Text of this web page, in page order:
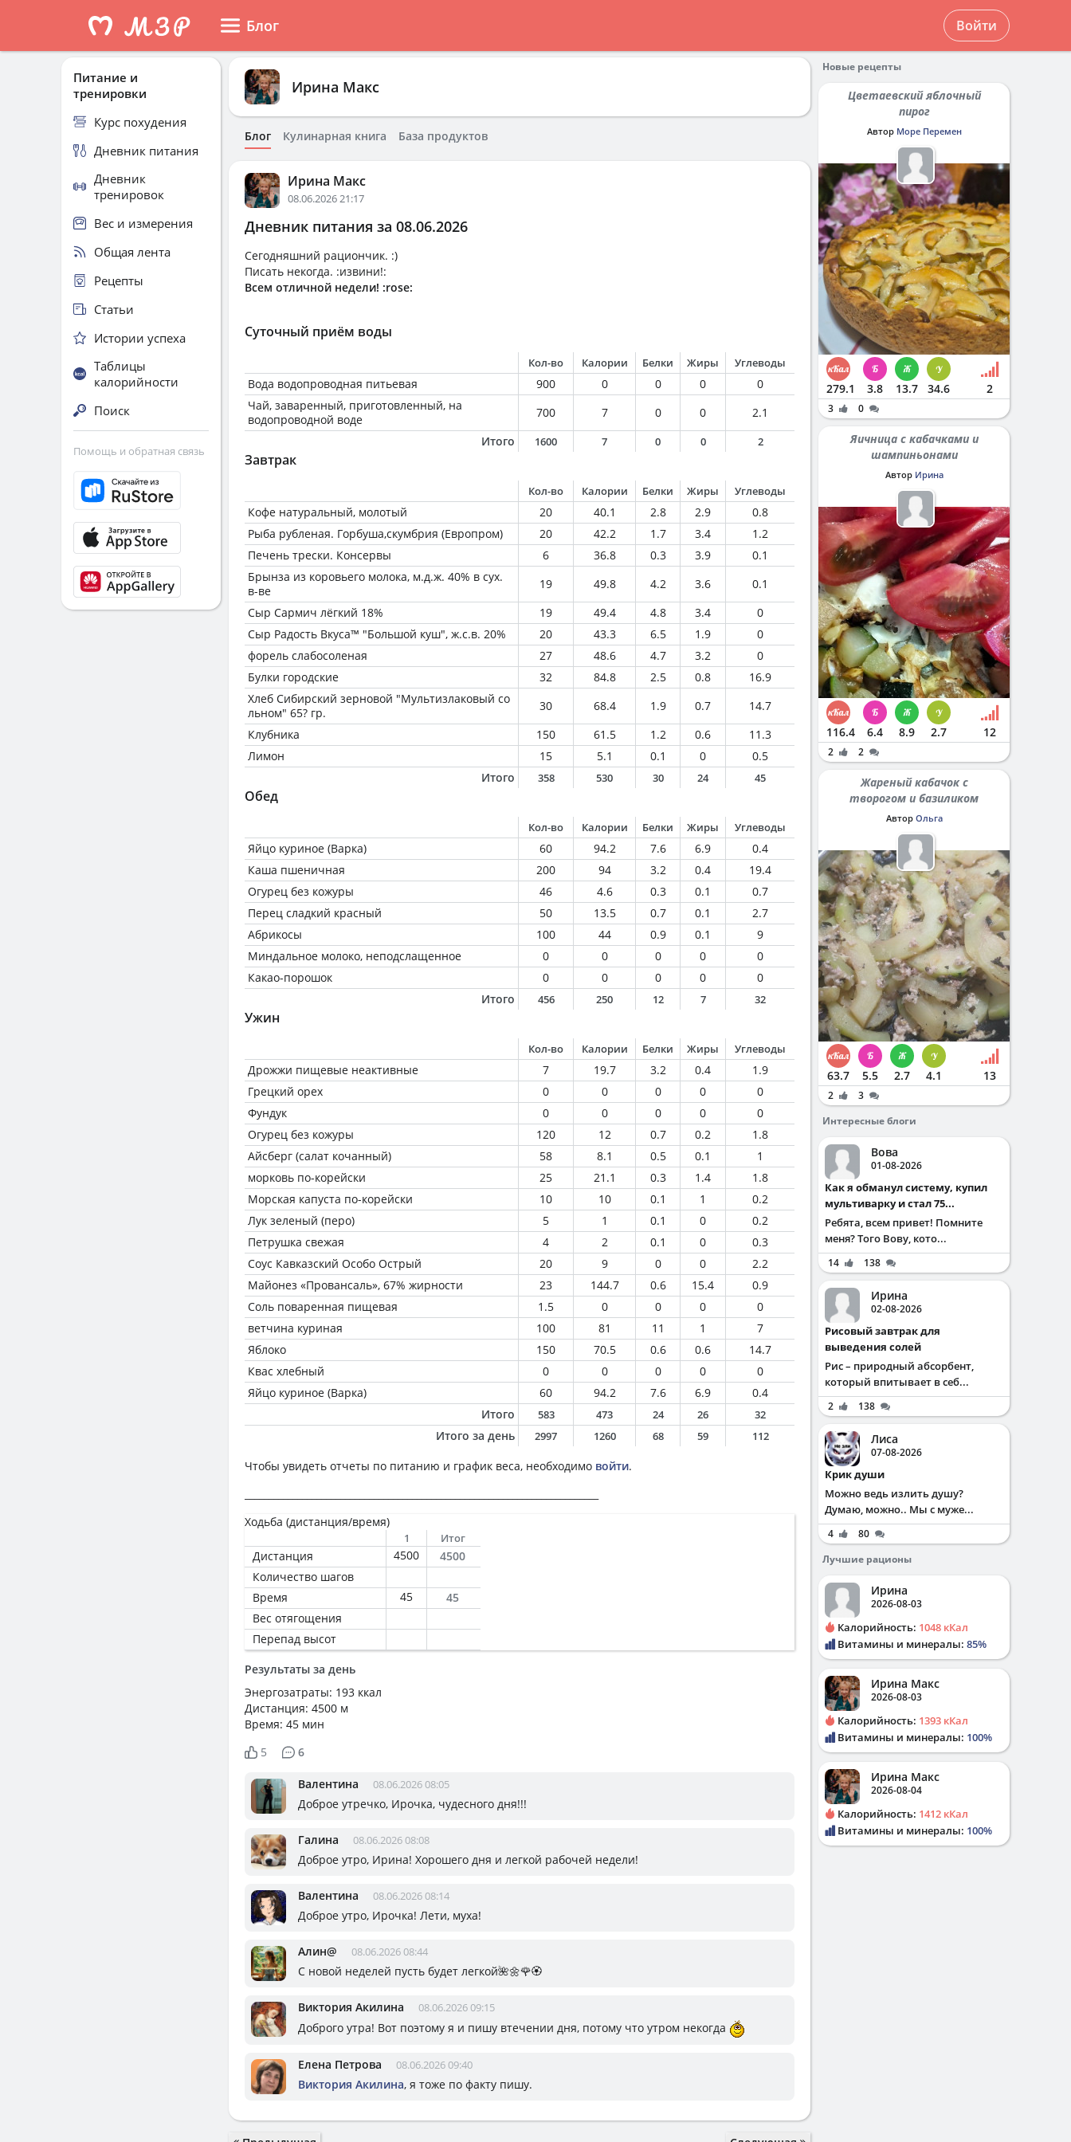
Блог Войти
Ирина Макс
Блог Кулинарная книга База продуктов
Ирина Макс
08.06.2026 21:17
Дневник питания за 08.06.2026
Сегодняшний рациончик. :)
Писать некогда. :извини!:
Всем отличной недели! :rose:
Суточный приём воды
Кол-во Калории Белки Жиры Углеводы
Вода водопроводная питьевая 900 0 0 0
0
Чай, заваренный, приготовленный, на
водопроводной воде
700 7 0 0
2.1
Итого
1600 7 0 0 2
Завтрак
Кол-во Калории Белки Жиры Углеводы
Кофе натуральный, молотый 20 40.1 2.8 2.9
0.8
Рыба рубленая. Горбуша,скумбрия (Европром)
20 42.2 1.7 3.4
1.2
Печень трески. Консервы
6 36.8 0.3 3.9
0.1
Брынза из коровьего молока, м.д.ж. 40% в сух.
в-ве
19 49.8 4.2 3.6
0.1
Сыр Сармич лёгкий 18%
19 49.4 4.8 3.4
0
Сыр Радость Вкуса™ "Большой куш", ж.с.в. 20%
20 43.3 6.5 1.9
0
форель слабосоленая
27 48.6 4.7 3.2
0
Булки городские
32 84.8 2.5 0.8
16.9
Хлеб Сибирский зерновой "Мультизлаковый со
льном" 65? гр.
30 68.4 1.9 0.7
14.7
Клубника
150 61.5 1.2 0.6
11.3
Лимон
15 5.1 0.1 0
0.5
Итого
358 530 30 24 45
Обед
Кол-во Калории Белки Жиры Углеводы
Яйцо куриное (Варка) 60 94.2 7.6 6.9
0.4
Каша пшеничная
200 94 3.2 0.4
19.4
Огурец без кожуры
46 4.6 0.3 0.1
0.7
Перец сладкий красный
50 13.5 0.7 0.1
2.7
Абрикосы
100 44 0.9 0.1
9
Миндальное молоко, неподслащенное
0 0 0 0
0
Какао-порошок
0 0 0 0
0
Итого
456 250 12 7 32
Ужин
Кол-во Калории Белки Жиры Углеводы
Дрожжи пищевые неактивные 7 19.7 3.2 0.4
1.9
Грецкий орех
0 0 0 0
0
Фундук
0 0 0 0
0
Огурец без кожуры
120 12 0.7 0.2
1.8
Айсберг (салат кочанный)
58 8.1 0.5 0.1
1
морковь по-корейски
25 21.1 0.3 1.4
1.8
Морская капуста по-корейски
10 10 0.1 1
0.2
Лук зеленый (перо)
5 1 0.1 0
0.2
Петрушка свежая
4 2 0.1 0
0.3
Соус Кавказский Особо Острый
20 9 0 0
2.2
Майонез «Провансаль», 67% жирности
23 144.7 0.6 15.4
0.9
Соль поваренная пищевая
1.5 0 0 0
0
ветчина куриная
100 81 11 1
7
Яблоко
150 70.5 0.6 0.6
14.7
Квас хлебный
0 0 0 0
0
Яйцо куриное (Варка)
60 94.2 7.6 6.9
0.4
Итого
583 473 24 26 32
Итого за день 2997 1260 68 59 112
Чтобы увидеть отчеты по питанию и график веса, необходимо войти.
Ходьба (дистанция/время)
1 Итог
Дистанция 4500
4500
Количество шагов
Время
45
45
Вес отягощения
Перепад высот
Результаты за день
Энергозатраты: 193 ккал
Дистанция: 4500 м
Время: 45 мин
5
6
Валентина 08.06.2026 08:05
Доброе утречко, Ирочка, чудесного дня!!!
Галина 08.06.2026 08:08
Доброе утро, Ирина! Хорошего дня и легкой рабочей недели!
Валентина 08.06.2026 08:14
Доброе утро, Ирочка! Лети, муха!
Алин@ 08.06.2026 08:44
С новой неделей пусть будет легкой🌺🌼🌹🏵
Виктория Акилина 08.06.2026 09:15
Доброго утра! Вот поэтому я и пишу втечении дня, потому что утром некогда
Елена Петрова 08.06.2026 09:40
Виктория Акилина, я тоже по факту пишу.
Питание и
тренировки
Курс похудения
Дневник питания
Дневник
тренировок
Вес и измерения
Общая лента
Рецепты
Статьи
Истории успеха
Таблицы
калорийности
Поиск
Помощь и обратная связь
Новые рецепты
Цветаевский яблочный
пирог
Автор Море Перемен
279.1 3.8 13.7 34.6 2
3 0
Яичница с кабачками и
шампиньонами
Автор Ирина
116.4 6.4 8.9 2.7 12
2 2
Жареный кабачок с
творогом и базиликом
Автор Ольга
63.7 5.5 2.7 4.1 13
2
3
Интересные блоги
Вова
01-08-2026
Как я обманул систему, купил
мультиварку и стал 75...
Ребята, всем привет! Помните
меня? Того Вову, кото...
14 138
Ирина
02-08-2026
Рисовый завтрак для
выведения солей
Рис – природный абсорбент,
который впитывает в себ...
2 138
Лиса
07-08-2026
Крик души
Можно ведь излить душу?
Думаю, можно.. Мы с муже...
4
80
Лучшие рационы
Ирина
2026-08-03
Калорийность: 1048 кКал
Витамины и минералы: 85%
Ирина Макс
2026-08-03
Калорийность: 1393 кКал
Витамины и минералы: 100%
Ирина Макс
2026-08-04
Калорийность: 1412 кКал
Витамины и минералы: 100%